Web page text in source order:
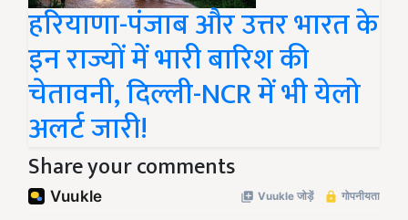
हरियाणा-पंजाब और उत्तर भारत के
इन राज्यों में भारी बारिश की
चेतावनी, दिल्ली-NCR में भी येलो
अलर्ट जारी!
Share your comments